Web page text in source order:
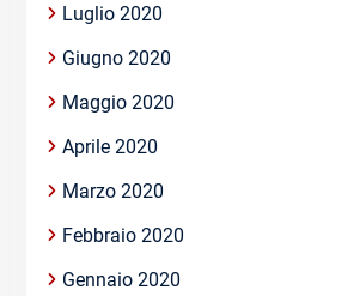
Luglio 2020
Giugno 2020
Maggio 2020
Aprile 2020
Marzo 2020
Febbraio 2020
Gennaio 2020